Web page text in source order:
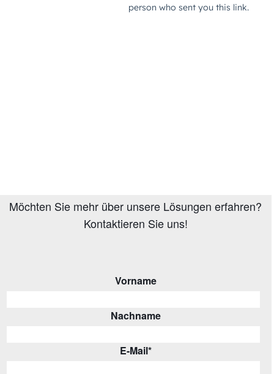
Möchten Sie mehr über unsere Lösungen erfahren?
Kontaktieren Sie uns!
Vorname
Nachname
E-Mail*